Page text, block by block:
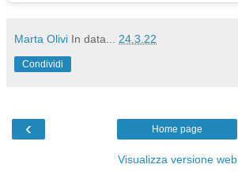
Marta Olivi In data... 24.3.22
Condividi
‹ Home page
Visualizza versione web